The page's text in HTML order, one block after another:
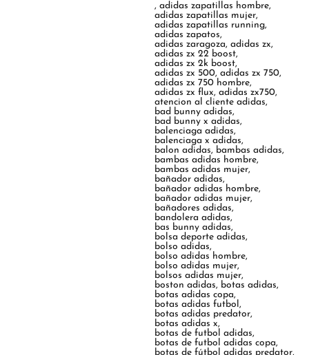
,adidas zapatillas hombre,
adidas zapatillas mujer,
adidas zapatillas running,
adidas zapatos,
adidas zaragoza,adidas zx,
adidas zx 22 boost,
adidas zx 2k boost,
adidas zx 500,adidas zx 750,
adidas zx 750 hombre,
adidas zx flux,adidas zx750,
atencion al cliente adidas,
bad bunny adidas,
bad bunny x adidas,
balenciaga adidas,
balenciaga x adidas,
balon adidas, bambas adidas,
bambas adidas hombre,
bambas adidas mujer,
bañador adidas,
bañador adidas hombre,
bañador adidas mujer,
bañadores adidas,
bandolera adidas,
bas bunny adidas,
bolsa deporte adidas,
bolso adidas,
bolso adidas hombre,
bolso adidas mujer,
bolsos adidas mujer,
boston adidas, botas adidas,
botas adidas copa,
botas adidas futbol,
botas adidas predator,
botas adidas x,
botas de futbol adidas,
botas de futbol adidas copa,
botas de fútbol adidas predator,